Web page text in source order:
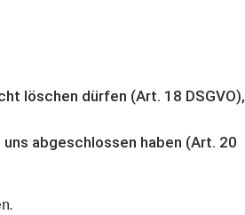
löschen dürfen (Art. 18 DSGVO),
abgeschlossen haben (Art. 20